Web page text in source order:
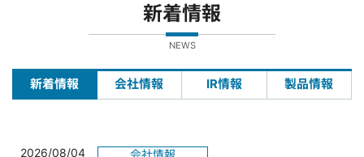
新着情報
NEWS
新着情報 会社情報 IR情報 製品情報
2026/08/04
会社情報